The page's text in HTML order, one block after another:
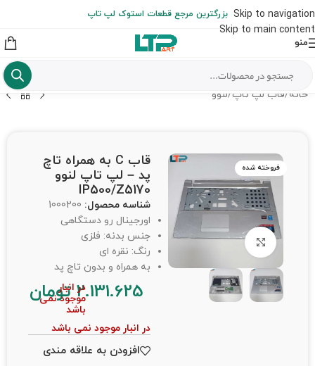
Skip to navigation
Skip to main content
از شهرستان به عهده مشتری است)
بزرگترین مرجع قطعات استوک لپ تاپ
منو
خانه /قاب لپ تاپ/لنوو
فروخته شده
برای بزرگنمایی کلیک کنید
قاب C به همراه تاچ
پد – لپ تاپ لنوو
IP500/Z5170
شناسه محصول: 1000200
اورجینال رو دستگاهی
جنس بدنه: فلزی
رنگ: نقره ای
به همراه و بدون تاچ پد
2.131.625 توماندر انبار
موجود نمی
باشد
در انبار موجود نمی باشد
افزودن به علاقه مندی